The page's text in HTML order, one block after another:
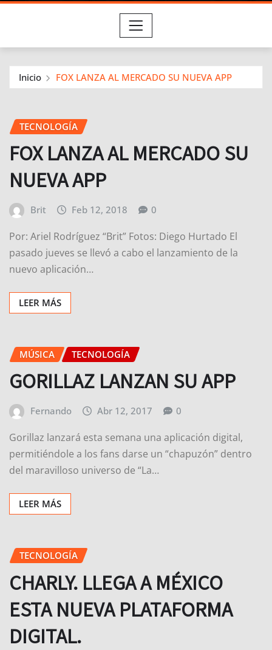
Inicio FOX LANZA AL MERCADO SU NUEVA APP
TECNOLOGÍA
FOX LANZA AL MERCADO SU
NUEVA APP
Brit Feb 12, 2018 0
Por: Ariel Rodríguez “Brit” Fotos: Diego Hurtado El
pasado jueves se llevó a cabo el lanzamiento de la
nuevo aplicación…
LEER MÁS
MÚSICA TECNOLOGÍA
GORILLAZ LANZAN SU APP
Fernando Abr 12, 2017 0
Gorillaz lanzará esta semana una aplicación digital,
permitiéndole a los fans darse un “chapuzón” dentro
del maravilloso universo de “La…
LEER MÁS
TECNOLOGÍA
CHARLY. LLEGA A MÉXICO
ESTA NUEVA PLATAFORMA
DIGITAL.